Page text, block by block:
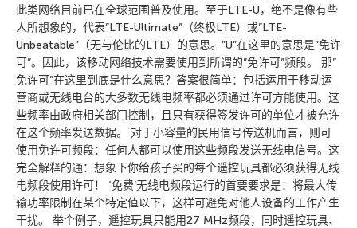
此类网络目前已在全球范围普及使用。至于LTE-U，绝不是像有些
人所想象的，代表”LTE-Ultimate”（终极LTE）或”LTE-
Unbeatable”（无与伦比的LTE）的意思。”U”在这里的意思是”免许
可”。因此，该移动网络技术需要使用到所谓的”免许可”频段。 那”
免许可”在这里到底是什么意思？答案很简单：包括运用于移动运
营商或无线电台的大多数无线电频率都必须通过许可方能使用。这
些频率由政府相关部门控制，且只有获得签发许可的单位才被允许
在这个频率发送数据。 对于小容量的民用信号传送机而言，则可
使用免许可频段：任何人都可以使用这些频段发送无线电信号。这
完全解释的通：想象下你给孩子买的每个遥控玩具都必须获得无线
电频段使用许可！ ‘免费’无线电频段运行的首要要求是：将最大传
输功率限制在某个特定值以下，这样可避免对他人设备的工作产生
干扰。 举个例子，遥控玩具只能用27 MHz频段，同时遥控玩具、